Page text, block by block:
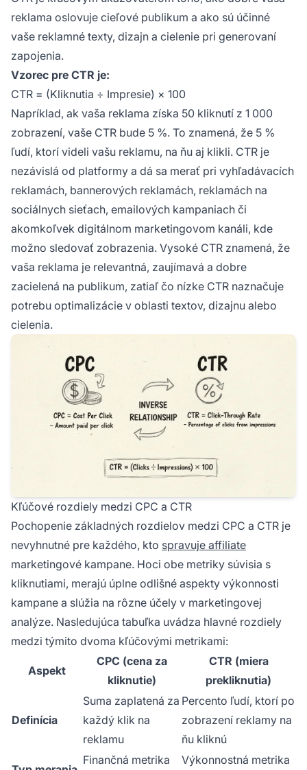
reklama oslovuje cieľové publikum a ako sú účinné
vaše reklamné texty, dizajn a cielenie pri generovaní
zapojenia.
Vzorec pre CTR je:
CTR = (Kliknutia ÷ Impresie) × 100
Napríklad, ak vaša reklama získa 50 kliknutí z 1 000
zobrazení, vaše CTR bude 5 %. To znamená, že 5 %
ľudí, ktorí videli vašu reklamu, na ňu aj klikli. CTR je
nezávislá od platformy a dá sa merať pri vyhľadávacích
reklamách, bannerových reklamách, reklamách na
sociálnych sieťach, emailových kampaniach či
akomkoľvek digitálnom marketingovom kanáli, kde
možno sledovať zobrazenia. Vysoké CTR znamená, že
vaša reklama je relevantná, zaujímavá a dobre
zacielená na publikum, zatiaľ čo nízke CTR naznačuje
potrebu optimalizácie v oblasti textov, dizajnu alebo
cielenia.
Kľúčové rozdiely medzi CPC a CTR
Pochopenie základných rozdielov medzi CPC a CTR je
nevyhnutné pre každého, kto spravuje affiliate
marketingové kampane. Hoci obe metriky súvisia s
kliknutiami, merajú úplne odlišné aspekty výkonnosti
kampane a slúžia na rôzne účely v marketingovej
analýze. Nasledujúca tabuľka uvádza hlavné rozdiely
medzi týmito dvoma kľúčovými metrikami:
Aspekt
CPC (cena za
kliknutie)
CTR (miera
prekliknutia)
Definícia
Suma zaplatená za
každý klik na
reklamu
Percento ľudí, ktorí po
zobrazení reklamy na
ňu kliknú
Finančná metrika
Výkonnostná metrika